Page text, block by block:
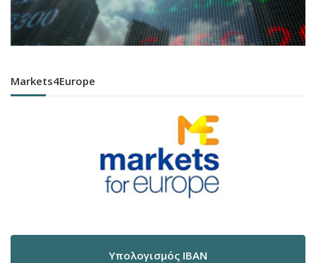
Markets4Europe
Υπολογισμός IBAN